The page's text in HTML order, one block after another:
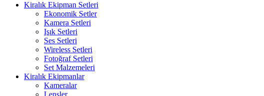
Kiralık Ekipman Setleri
Ekonomik Setler
Kamera Setleri
Işık Setleri
Ses Setleri
Wireless Setleri
Fotoğraf Setleri
Set Malzemeleri
Kiralık Ekipmanlar
Kameralar
Lensler